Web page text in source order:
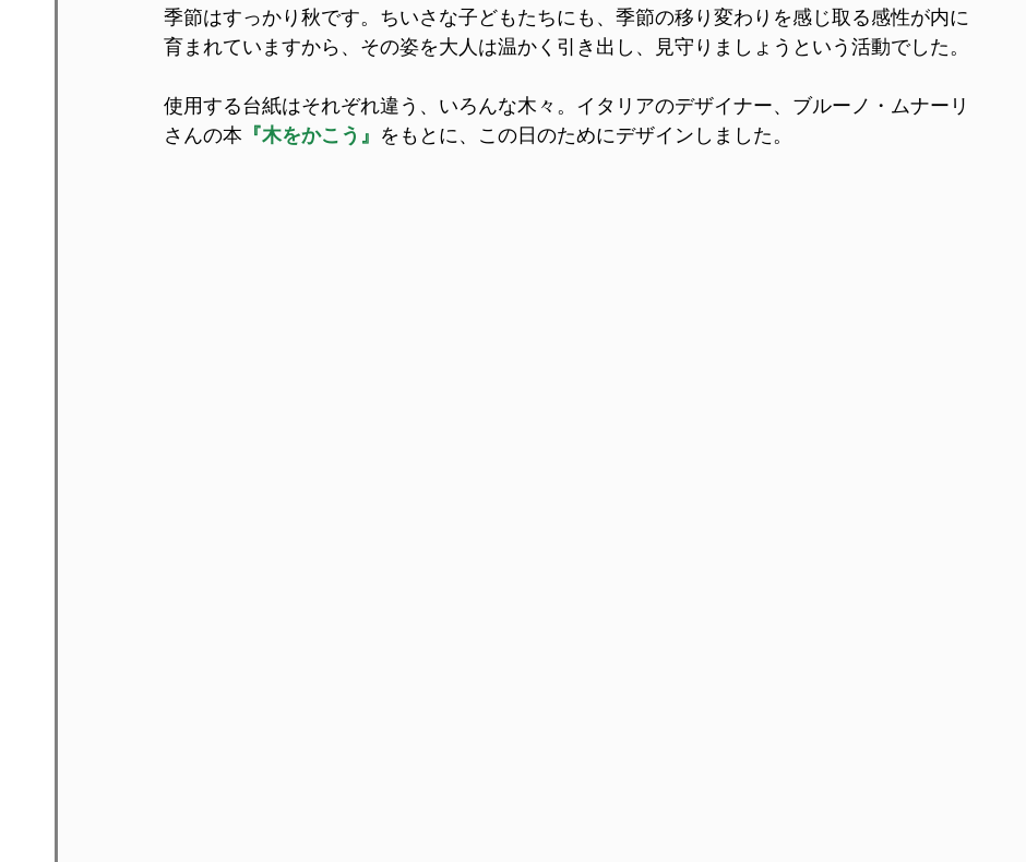
季節はすっかり秋です。ちいさな子どもたちにも、季節の移り変わりを感じ取る感性が内に
育まれていますから、その姿を大人は温かく引き出し、見守りましょうという活動でした。
使用する台紙はそれぞれ違う、いろんな木々。イタリアのデザイナー、ブルーノ・ムナーリ
さんの本 『木をかこう』 をもとに、この日のためにデザインしました。